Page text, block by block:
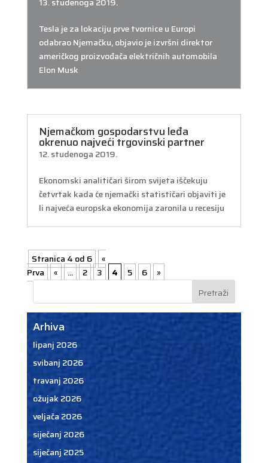
Tesla je za lokaciju prve tvornice u Europi
odabrao Njemačku, objavio je izvršni direktor
američkog proizvođača električnih automobila
Elon Musk
Njemačkom gospodarstvu leđa
okrenuo najveći trgovinski partner
12. studenoga 2019.
Ekonomski analitičari širom svijeta iščekuju
četvrtak kada će njemački statističari objaviti je
li najveća europska ekonomija zaronila u recesiju
Stranica 4 od 6
«
Prva
« ... 2 3 4 5 6 »
Arhiva
lipanj 2026
svibanj 2026
travanj 2026
ožujak 2026
veljača 2026
siječanj 2026
siječanj 2025